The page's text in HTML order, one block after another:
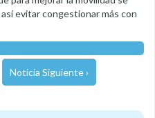
evitar congestionar más con
Noticia Siguiente ›